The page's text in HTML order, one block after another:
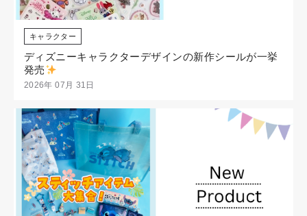
キャラクター
ディズニーキャラクターデザインの新作シールが一挙
発売
2026年 07月 31日